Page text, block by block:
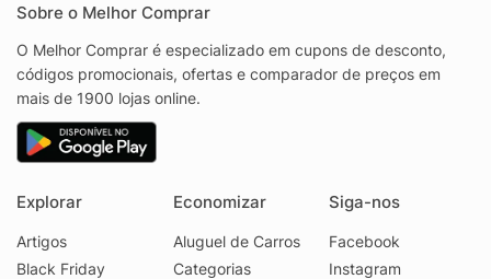
Sobre o Melhor Comprar
O Melhor Comprar é especializado em cupons de desconto,
códigos promocionais, ofertas e comparador de preços em
mais de 1900 lojas online.
Explorar
Artigos
Black Friday
Economizar
Aluguel de Carros
Categorias
Siga-nos
Facebook
Instagram